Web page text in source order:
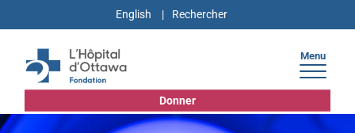
English
Donner
Menu